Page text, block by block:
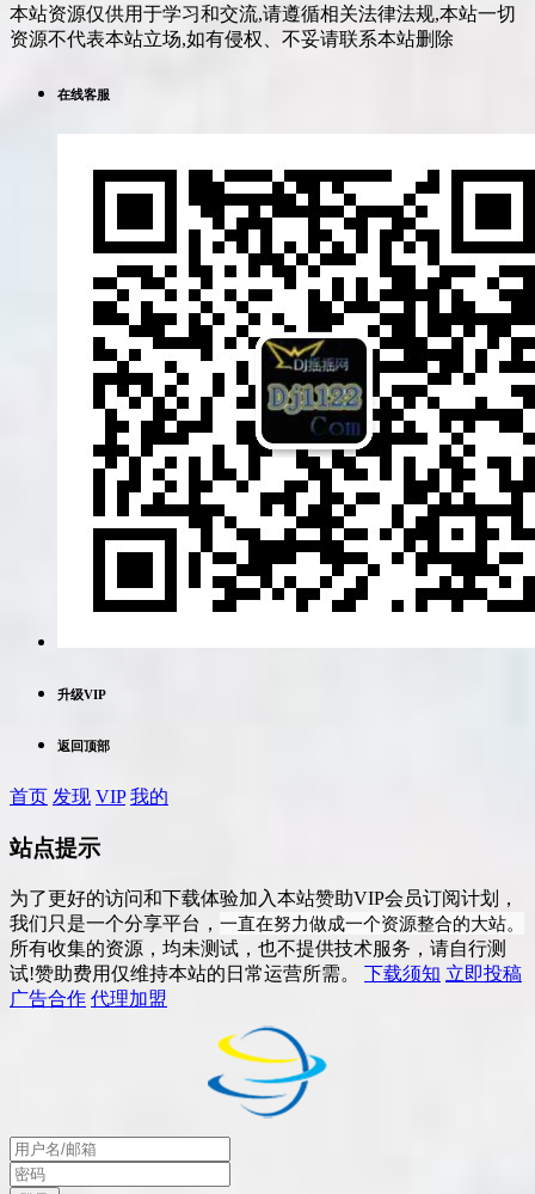
本站资源仅供用于学习和交流,请遵循相关法律法规,本站一切
资源不代表本站立场,如有侵权、不妥请联系本站删除
在线客服
升级VIP
返回顶部
首页 发现 VIP 我的
站点提示
为了更好的访问和下载体验加入本站赞助VIP会员订阅计划，
我们只是一个分享平台， 一直在努力做成一个资源整合的大站。
所有收集的资源，均未测试，也不提供技术服务，请自行测
试!赞助费用仅维持本站的日常运营所需。 下载须知 立即投稿
广告合作 代理加盟